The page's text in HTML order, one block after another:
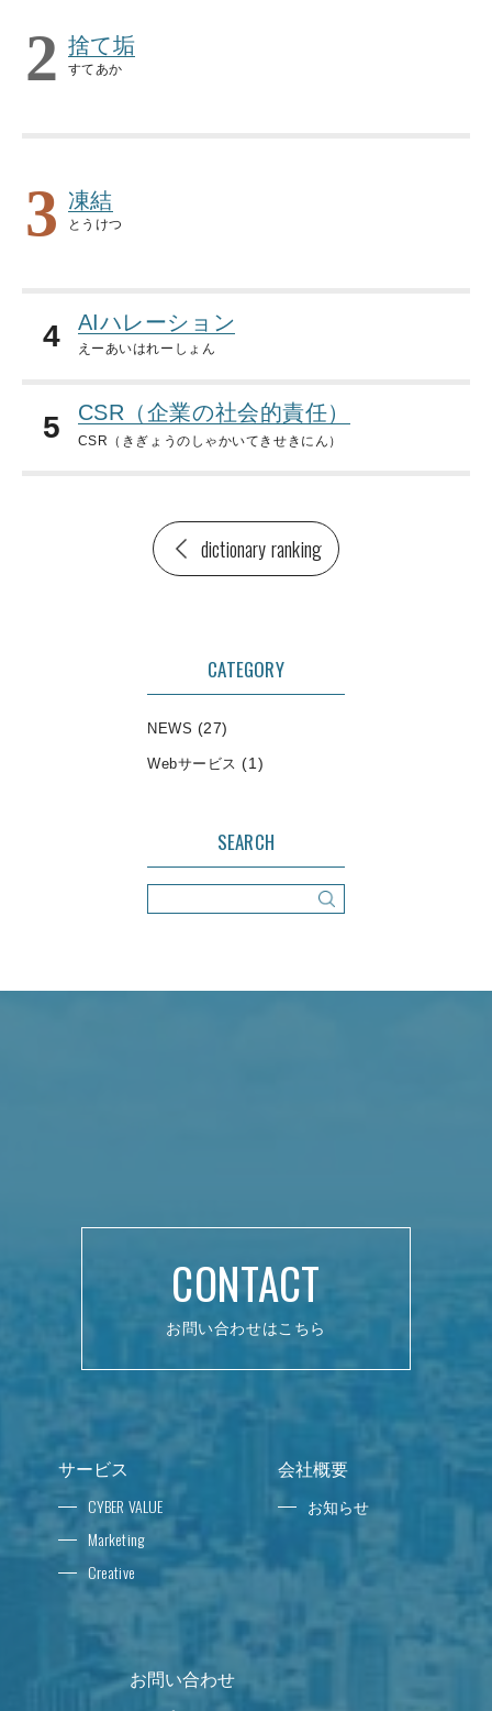
2 捨て垢
すてあか
3 凍結
とうけつ
4 AIハレーション
えーあいはれーしょん
5 CSR（企業の社会的責任）
CSR（きぎょうのしゃかいてきせきにん）
dictionary ranking
CATEGORY
NEWS (27)
Webサービス (1)
SEARCH
CONTACT
お問い合わせはこちら
サービス
CYBER VALUE
Marketing
Creative
会社概要
お知らせ
お問い合わせ